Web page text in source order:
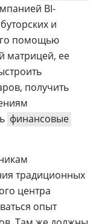
BI-
и
помощью
матрицей, ее
получить
финансовые
традиционных
центра
опыт